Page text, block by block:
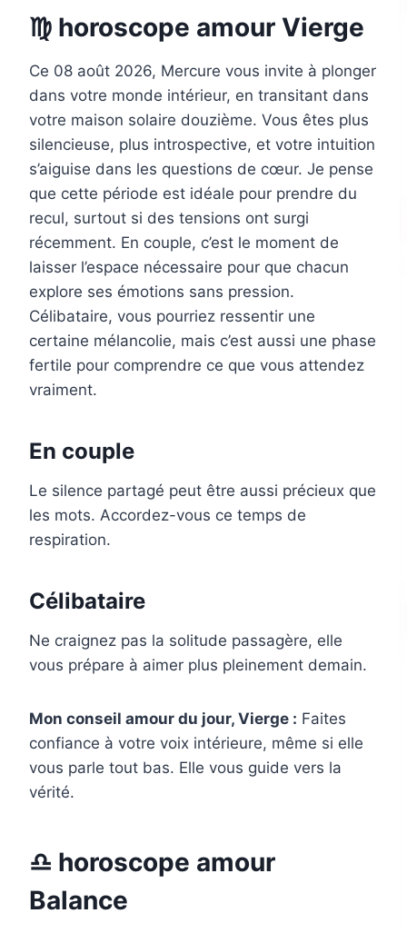
♍ horoscope amour Vierge
Ce 08 août 2026, Mercure vous invite à plonger
dans votre monde intérieur, en transitant dans
votre maison solaire douzième. Vous êtes plus
silencieuse, plus introspective, et votre intuition
s’aiguise dans les questions de cœur. Je pense
que cette période est idéale pour prendre du
recul, surtout si des tensions ont surgi
récemment. En couple, c’est le moment de
laisser l’espace nécessaire pour que chacun
explore ses émotions sans pression.
Célibataire, vous pourriez ressentir une
certaine mélancolie, mais c’est aussi une phase
fertile pour comprendre ce que vous attendez
vraiment.
En couple
Le silence partagé peut être aussi précieux que
les mots. Accordez-vous ce temps de
respiration.
Célibataire
Ne craignez pas la solitude passagère, elle
vous prépare à aimer plus pleinement demain.
Mon conseil amour du jour, Vierge : Faites
confiance à votre voix intérieure, même si elle
vous parle tout bas. Elle vous guide vers la
vérité.
♎ horoscope amour
Balance